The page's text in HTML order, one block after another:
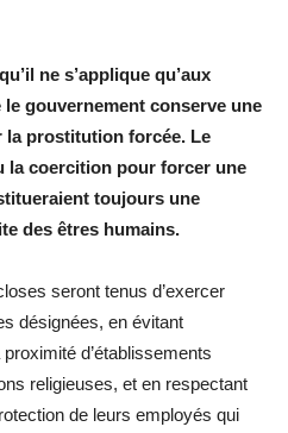
ne s’applique qu’aux
gouvernement conserve une
prostitution forcée. Le
la coercition pour forcer une
toujours une
des êtres humains.
seront tenus d’exercer
désignées, en évitant
d’établissements
religieuses, et en respectant
de leurs employés qui